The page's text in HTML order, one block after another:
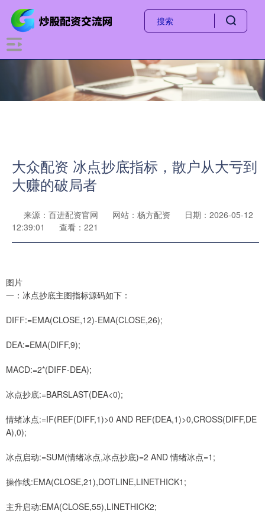
大众配资 冰点抄底指标，散户从大亏到
大赚的破局者
来源：百进配资官网 网站：杨方配资
日期：2026-05-12
12:39:01
查看：221
图片
一：冰点抄底主图指标源码如下：
DIFF:=EMA(CLOSE,12)-EMA(CLOSE,26);
DEA:=EMA(DIFF,9);
MACD:=2*(DIFF-DEA);
冰点抄底:=BARSLAST(DEA<0);
情绪冰点:=IF(REF(DIFF,1)>0 AND REF(DEA,1)>0,CROSS(DIFF,DE
A),0);
冰点启动:=SUM(情绪冰点,冰点抄底)=2 AND 情绪冰点=1;
操作线:EMA(CLOSE,21),DOTLINE,LINETHICK1;
主升启动:EMA(CLOSE,55),LINETHICK2;